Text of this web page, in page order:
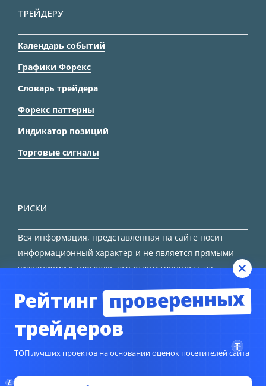
ТРЕЙДЕРУ
Календарь событий
Графики Форекс
Словарь трейдера
Форекс паттерны
Индикатор позиций
Торговые сигналы
РИСКИ
Вся информация, представленная на сайте носит
информационный характер и не является прямыми
указаниями к торговле, вся ответственность за
Рейтинг проверенных
трейдеров
ТОП лучших проектов на основании оценок посетителей сайта